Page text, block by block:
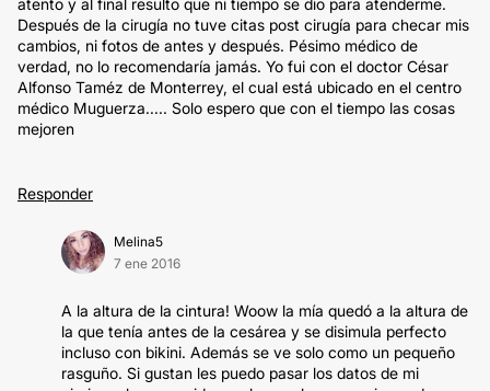
atento y al final resulto que ni tiempo se dio para atenderme.
Después de la cirugía no tuve citas post cirugía para checar mis
cambios, ni fotos de antes y después. Pésimo médico de
verdad, no lo recomendaría jamás. Yo fui con el doctor César
Alfonso Taméz de Monterrey, el cual está ubicado en el centro
médico Muguerza..... Solo espero que con el tiempo las cosas
mejoren
Responder
Melina5
7 ene 2016
A la altura de la cintura! Woow la mía quedó a la altura de
la que tenía antes de la cesárea y se disimula perfecto
incluso con bikini. Además se ve solo como un pequeño
rasguño. Si gustan les puedo pasar los datos de mi